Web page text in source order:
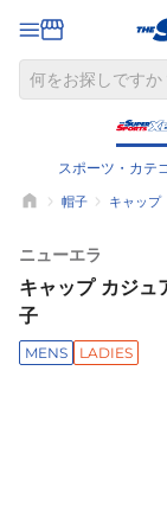
スポーツ・カテ
帽子 キャップ
ニューエラ
キャップ カジュ
子
MENS LADIES